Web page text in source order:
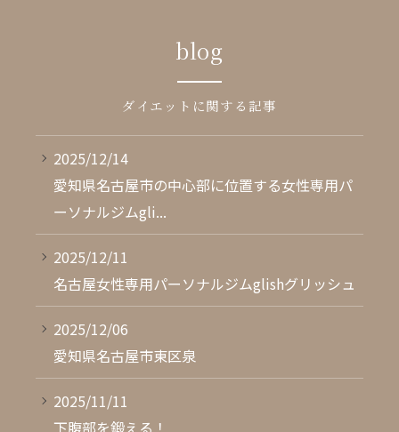
blog
ダイエットに関する記事
2025/12/14
愛知県名古屋市の中心部に位置する女性専用パ
ーソナルジムgli...
2025/12/11
名古屋女性専用パーソナルジムglishグリッシュ
2025/12/06
愛知県名古屋市東区泉
2025/11/11